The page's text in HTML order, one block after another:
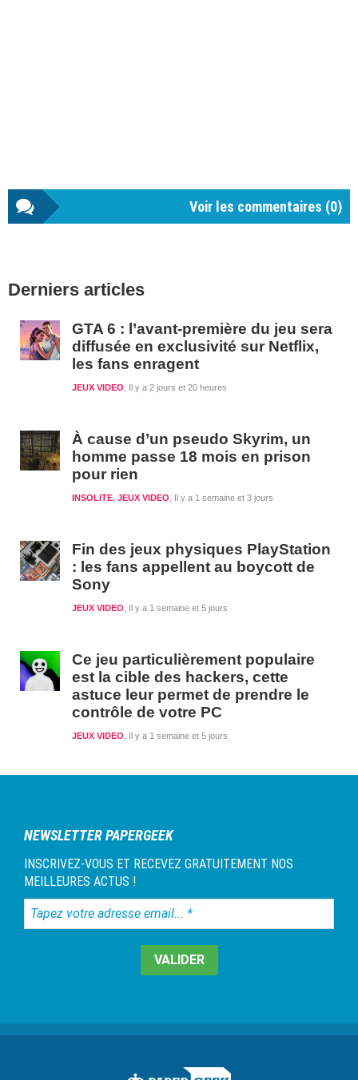
Voir les commentaires (0)
latérale
Derniers articles
GTA 6 : l’avant-première du jeu sera
diffusée en exclusivité sur Netflix,
les fans enragent
Il y a 2 jours et 20 heures
JEUX VIDEO
À cause d’un pseudo Skyrim, un
homme passe 18 mois en prison
pour rien
Il y a 1 semaine et 3 jours
INSOLITE, JEUX VIDEO
Fin des jeux physiques PlayStation
: les fans appellent au boycott de
Sony
Il y a 1 semaine et 5 jours
JEUX VIDEO
Ce jeu particulièrement populaire
est la cible des hackers, cette
astuce leur permet de prendre le
contrôle de votre PC
Il y a 1 semaine et 5 jours
JEUX VIDEO
NEWSLETTER PAPERGEEK
INSCRIVEZ-VOUS ET RECEVEZ GRATUITEMENT NOS
MEILLEURES ACTUS !
Tapez
votre